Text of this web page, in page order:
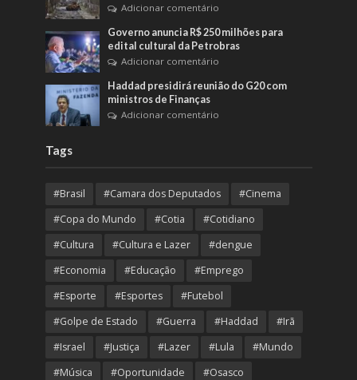
Adicionar comentário
Governo anuncia R$ 250 milhões para
edital cultural da Petrobras
Adicionar comentário
Haddad presidirá reunião do G20 com
ministros de Finanças
Adicionar comentário
Tags
#Brasil #Camara dos Deputados
#Cinema
#Copa do Mundo
#Cotia
#Cotidiano
#Cultura
#Cultura e Lazer
#dengue
#Economia
#Educação
#Emprego
#Esporte
#Esportes
#Futebol
#Golpe de Estado
#Guerra #Haddad
#Irã
#Israel
#Justiça #Lazer #Lula
#Mundo
#Música
#Oportunidade #Osasco